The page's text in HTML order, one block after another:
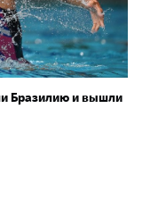
Бразилию и вышли